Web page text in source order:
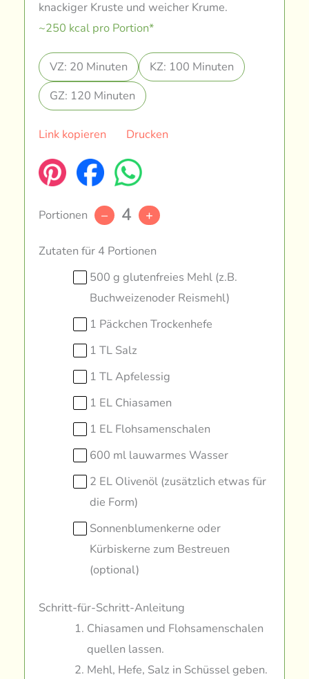
knackiger Kruste und weicher Krume.
~250 kcal pro Portion*
VZ: 20 Minuten
KZ: 100 Minuten
GZ: 120 Minuten
Link kopieren Drucken
Portionen – 4 +
Zutaten für 4 Portionen
500 g glutenfreies Mehl (z.B.
Buchweizenoder Reismehl)
1 Päckchen Trockenhefe
1 TL Salz
1 TL Apfelessig
1 EL Chiasamen
1 EL Flohsamenschalen
600 ml lauwarmes Wasser
2 EL Olivenöl (zusätzlich etwas für
die Form)
Sonnenblumenkerne oder
Kürbiskerne zum Bestreuen
(optional)
Schritt-für-Schritt-Anleitung
Chiasamen und Flohsamenschalen
quellen lassen.
Mehl, Hefe, Salz in Schüssel geben.